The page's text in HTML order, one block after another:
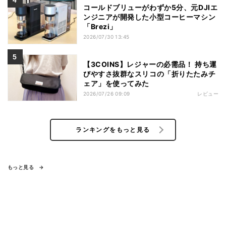
コールドブリューがわずか5分、元DJIエ
ンジニアが開発した小型コーヒーマシン
「Brezi」
2026/07/30 13:45
【3COINS】レジャーの必需品！ 持ち運
びやすさ抜群なスリコの「折りたたみチ
ェア」を使ってみた
2026/07/26 09:09 レビュー
ランキングをもっと見る
もっと見る